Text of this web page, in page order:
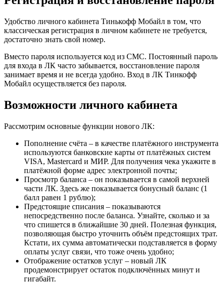
Удобство личного кабинета Тинькофф Мобайл в том, что
классическая регистрация в личном кабинете не требуется,
достаточно знать свой номер.
Вместо пароля используется код из СМС. Постоянный пароль
для входа в ЛК часто забывается, восстановление пароля
занимает время и не всегда удобно. Вход в ЛК Тинкофф
Мобайл осуществляется без пароля.
Возможности личного кабинета
Рассмотрим основные функции нового ЛК:
Пополнение счёта – в качестве платёжного инструмента
используются банковские карты от платёжных систем
VISA, Mastercard и МИР. Для получения чека укажите в
платёжной форме адрес электронной почты;
Просмотр баланса – он показывается в самой верхней
части ЛК. Здесь же показывается бонусный баланс (1
балл равен 1 рублю);
Предстоящие списания – показываются
непосредственно после баланса. Узнайте, сколько и за
что спишется в ближайшие 30 дней. Полезная функция,
позволяющая быстро уточнить объём предстоящих трат.
Кстати, их сумма автоматически подставляется в форму
оплаты услуг связи, что тоже очень удобно;
Отображение остатков услуг – новый ЛК
продемонстрирует остаток подключённых минут и
гигабайт.